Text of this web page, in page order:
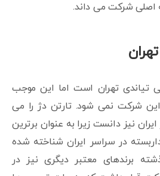
اصلی شرکت می داند.
تیاندی تهران است اما این موجب
شرکت نمی شود. تارتن دژ را می
نیز دانست زیرا به عنوان برترین
در سراسر ایران شناخته شده
برندهای معتبر دیگری نیز در